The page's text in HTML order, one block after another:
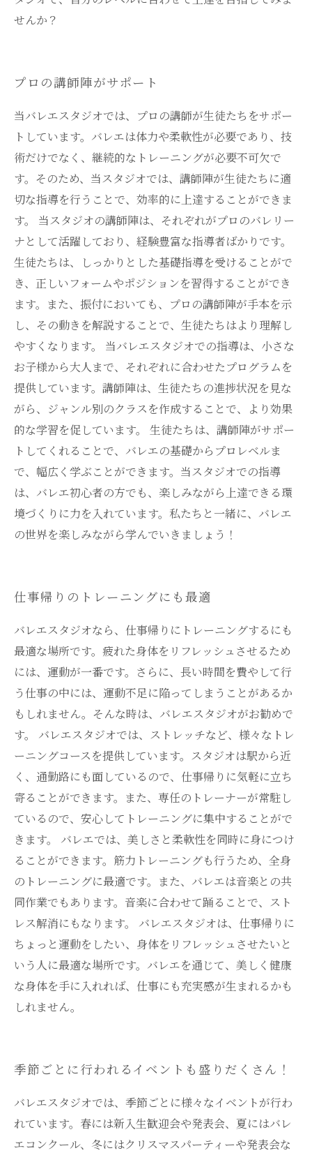
せんか？
プロの講師陣がサポート
当バレエスタジオでは、プロの講師が生徒たちをサポー
トしています。バレエは体力や柔軟性が必要であり、技
術だけでなく、継続的なトレーニングが必要不可欠で
す。そのため、当スタジオでは、講師陣が生徒たちに適
切な指導を行うことで、効率的に上達することができま
す。 当スタジオの講師陣は、それぞれがプロのバレリー
ナとして活躍しており、経験豊富な指導者ばかりです。
生徒たちは、しっかりとした基礎指導を受けることがで
き、正しいフォームやポジションを習得することができ
ます。また、振付においても、プロの講師陣が手本を示
し、その動きを解説することで、生徒たちはより理解し
やすくなります。 当バレエスタジオでの指導は、小さな
お子様から大人まで、それぞれに合わせたプログラムを
提供しています。講師陣は、生徒たちの進捗状況を見な
がら、ジャンル別のクラスを作成することで、より効果
的な学習を促しています。 生徒たちは、講師陣がサポー
トしてくれることで、バレエの基礎からプロレベルま
で、幅広く学ぶことができます。当スタジオでの指導
は、バレエ初心者の方でも、楽しみながら上達できる環
境づくりに力を入れています。私たちと一緒に、バレエ
の世界を楽しみながら学んでいきましょう！
仕事帰りのトレーニングにも最適
バレエスタジオなら、仕事帰りにトレーニングするにも
最適な場所です。疲れた身体をリフレッシュさせるため
には、運動が一番です。さらに、長い時間を費やして行
う仕事の中には、運動不足に陥ってしまうことがあるか
もしれません。そんな時は、バレエスタジオがお勧めで
す。 バレエスタジオでは、ストレッチなど、様々なトレ
ーニングコースを提供しています。スタジオは駅から近
く、通勤路にも面しているので、仕事帰りに気軽に立ち
寄ることができます。また、専任のトレーナーが常駐し
ているので、安心してトレーニングに集中することがで
きます。 バレエでは、美しさと柔軟性を同時に身につけ
ることができます。筋力トレーニングも行うため、全身
のトレーニングに最適です。また、バレエは音楽との共
同作業でもあります。音楽に合わせて踊ることで、スト
レス解消にもなります。 バレエスタジオは、仕事帰りに
ちょっと運動をしたい、身体をリフレッシュさせたいと
いう人に最適な場所です。バレエを通じて、美しく健康
な身体を手に入れれば、仕事にも充実感が生まれるかも
しれません。
季節ごとに行われるイベントも盛りだくさん！
バレエスタジオでは、季節ごとに様々なイベントが行わ
れています。春には新入生歓迎会や発表会、夏にはバレ
エコンクール、冬にはクリスマスパーティーや発表会な